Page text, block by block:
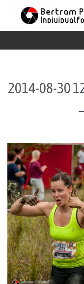
Skip to content
2014-08-30